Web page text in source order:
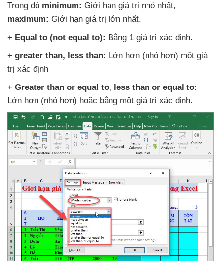
Trong đó minimum: Giới hạn giá trị nhỏ nhất,
maximum: Giới hạn giá trị lớn nhất.
+ Equal to (not equal to): Bằng 1 giá trị xác định.
+ greater than, less than: Lớn hơn (nhỏ hơn) một giá
trị xác định
+ Greater than or equal to, less than or equal to:
Lớn hơn (nhỏ hơn) hoặc bằng một giá trị xác định.